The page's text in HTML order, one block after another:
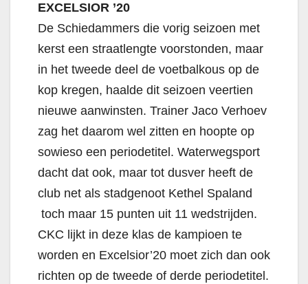
EXCELSIOR ’20
De Schiedammers die vorig seizoen met
kerst een straatlengte voorstonden, maar
in het tweede deel de voetbalkous op de
kop kregen, haalde dit seizoen veertien
nieuwe aanwinsten. Trainer Jaco Verhoev
zag het daarom wel zitten en hoopte op
sowieso een periodetitel. Waterwegsport
dacht dat ook, maar tot dusver heeft de
club net als stadgenoot Kethel Spaland
toch maar 15 punten uit 11 wedstrijden.
CKC lijkt in deze klas de kampioen te
worden en Excelsior’20 moet zich dan ook
richten op de tweede of derde periodetitel.